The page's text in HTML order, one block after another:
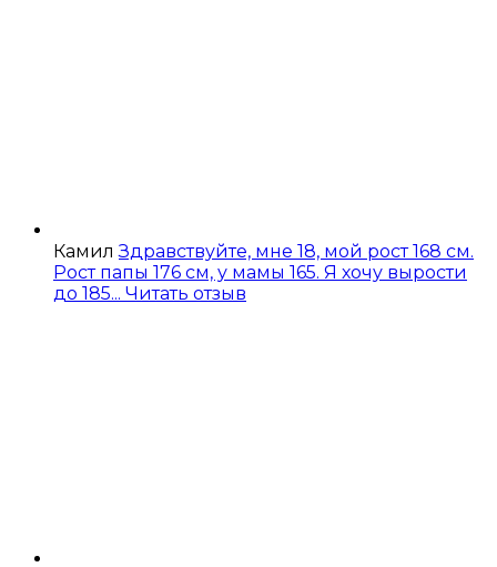
Камил Здравствуйте, мне 18, мой рост 168 см.
Рост папы 176 см, у мамы 165. Я хочу вырости
до 185... Читать отзыв